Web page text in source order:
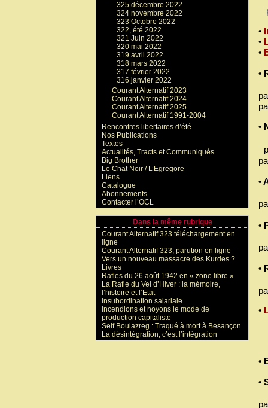
•
•
•
•
•
•
•
•
•
•
•
325 décembre 2022
324 novembre 2022
323 Octobre 2022
322, été 2022
321 Juin 2022
320 mai 2022
319 avril 2022
318 mars 2022
317 février 2022
316 janvier 2022
Courant Alternatif 2023
Courant Alternatif 2024
Courant Alternatif 2025
Courant Alternatif 1991-2004
Rencontres libertaires d’été
Nos Publications
Textes
Actualités, Tracts et Communiqués
Big Brother
Le Chat Noir / L’Egregore
Liens
Catalogue
Abonnements
Contacter l’OCL
Dans la même rubrique
Courant Alternatif 323 téléchargement en
ligne
Courant Alternatif 323, parution en ligne
Vers un nouveau massacre des Kurdes ?
Livres
Rafles du 26 août 1942 en « zone libre »
La Rafle du Vel d’Hiver : la mémoire,
l’histoire et l’Etat
Insubordination salariale
Incendions et noyons le mode de
production capitaliste
Seif Boulazreg : Traqué à mort à Besançon
La désintégration, c’est l’intégration